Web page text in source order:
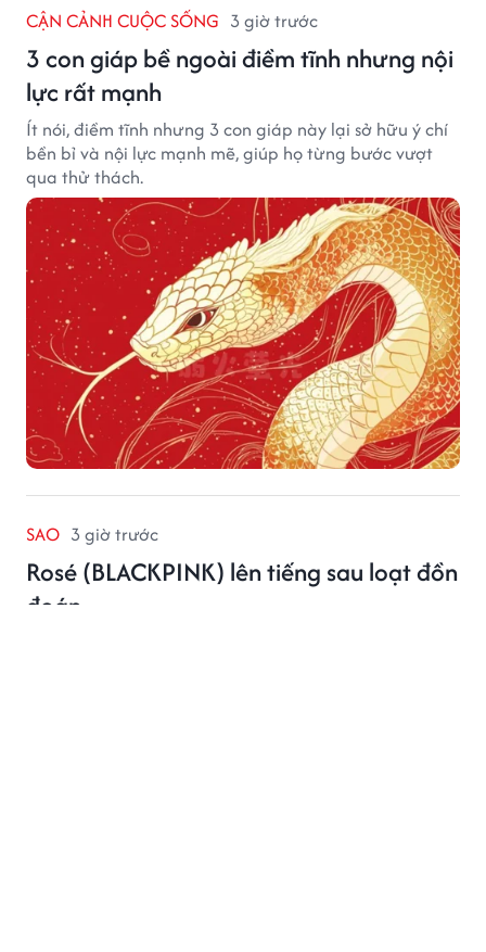
CẬN CẢNH CUỘC SỐNG 3 giờ trước
3 con giáp bề ngoài điềm tĩnh nhưng nội
lực rất mạnh
Ít nói, điềm tĩnh nhưng 3 con giáp này lại sở hữu ý chí
bền bỉ và nội lực mạnh mẽ, giúp họ từng bước vượt
qua thử thách.
SAO 3 giờ trước
Rosé (BLACKPINK) lên tiếng sau loạt đồn
đoán